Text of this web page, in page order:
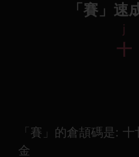
「賽」速
j
十
「賽」的倉頡碼是:
金